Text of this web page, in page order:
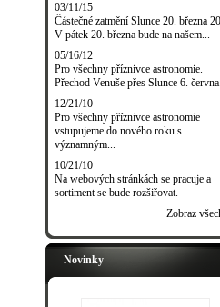
03/11/15
Částečné zatmění Slunce 20. března
V pátek 20. března bude na našem...
05/16/12
Pro všechny příznivce astronomie.
Přechod Venuše přes Slunce 6.
12/21/10
Pro všechny příznivce astronomie
vstupujeme do nového roku s
významným...
10/21/10
Na webových stránkách se pracuje a
sortiment se bude rozšiřovat.
Zobraz
Novinky